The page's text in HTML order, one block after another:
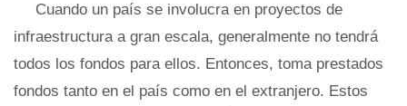
Cuando un país se involucra en proyectos de
infraestructura a gran escala, generalmente no tendrá
todos los fondos para ellos. Entonces, toma prestados
fondos tanto en el país como en el extranjero. Estos